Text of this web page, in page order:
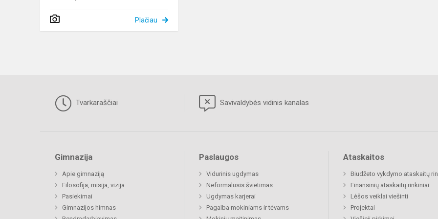
Plačiau
Tvarkaraščiai Savivaldybės vidinis kanalas
Gimnazija
Apie gimnaziją
Filosofija, misija, vizija
Pasiekimai
Gimnazijos himnas
Paslaugos
Vidurinis ugdymas
Neformalusis švietimas
Ugdymas karjerai
Pagalba mokiniams ir tėvams
Ataskaitos
Biudžeto vykdymo ataskaitų
Finansinių ataskaitų rinkiniai
Lėšos veiklai viešinti
Projektai